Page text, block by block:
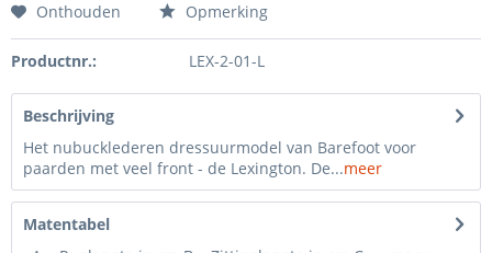
Onthouden Opmerking
Productnr.: LEX-2-01-L
Beschrijving
Het nubucklederen dressuurmodel van Barefoot voor
paarden met veel front - de Lexington. De...meer
Matentabel